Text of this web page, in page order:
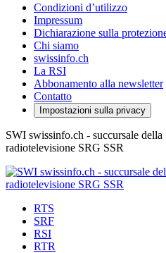
Condizioni d’utilizzo
Impressum
Dichiarazione sulla
Chi siamo
swissinfo.ch
La RSI
Abbonamento alla newsletter
Contatto
Impostazioni sulla privacy
SWI swissinfo.ch - succursale della
radiotelevisione SRG SSR
RTS
SRF
RSI
RTR